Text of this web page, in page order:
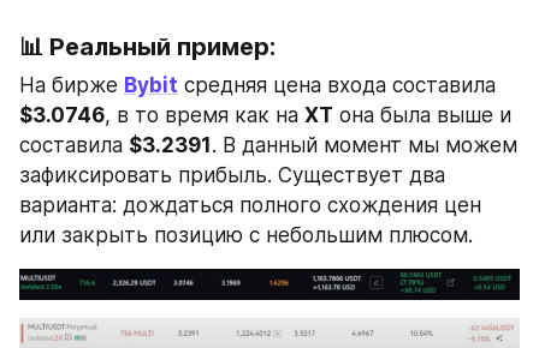
📊 Реальный пример:
На бирже Bybit
$3.0746, в то время как на XT она была выше и
составила $3.2391 . В данный момент мы можем
зафиксировать прибыль. Существует два
варианта: дождаться полного схождения цен
или закрыть позицию с небольшим плюсом.